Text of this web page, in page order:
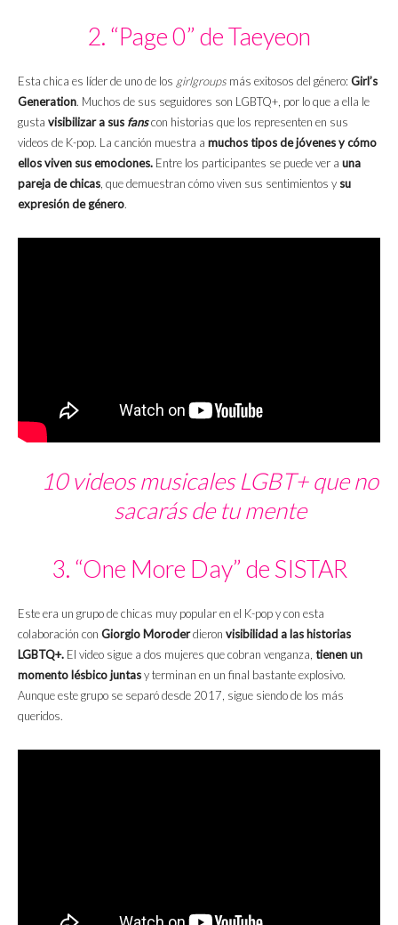
2. “Page 0” de Taeyeon
Esta chica es líder de uno de los girlgroups más exitosos del género: Girl’s
Generation. Muchos de sus seguidores son LGBTQ+, por lo que a ella le
gusta visibilizar a sus fanscon historias que los representen en sus
videos de K-pop. La canción muestra a muchos tipos de jóvenes y cómo
ellos viven sus emociones. Entre los participantes se puede ver a una
pareja de chicas , que demuestran cómo viven sus sentimientos y su
expresión de género.
10 videos musicales LGBT+ que no
sacarás de tu mente
3. “One More Day” de SISTAR
Este era un grupo de chicas muy popular en el K-pop y con esta
colaboración con Giorgio Moroderdieron visibilidad a las historias
LGBTQ+. El video sigue a dos mujeres que cobran venganza, tienen un
momento lésbico juntasy terminan en un final bastante explosivo.
Aunque este grupo se separó desde 2017, sigue siendo de los más
queridos.